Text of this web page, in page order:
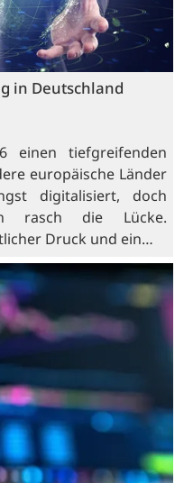
in Deutschland
einen tiefgreifenden
europäische Länder
digitalisiert, doch
rasch die Lücke.
Druck und ein…